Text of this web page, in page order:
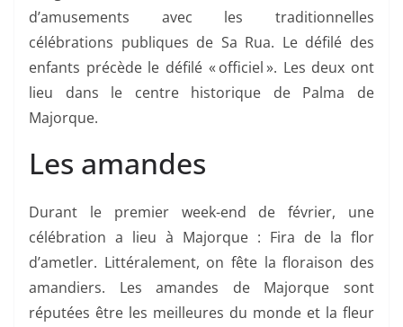
d’amusements avec les traditionnelles
célébrations publiques de Sa Rua. Le défilé des
enfants précède le défilé « officiel ». Les deux ont
lieu dans le centre historique de Palma de
Majorque.
Les amandes
Durant le premier week-end de février, une
célébration a lieu à Majorque : Fira de la flor
d’ametler. Littéralement, on fête la floraison des
amandiers. Les amandes de Majorque sont
réputées être les meilleures du monde et la fleur